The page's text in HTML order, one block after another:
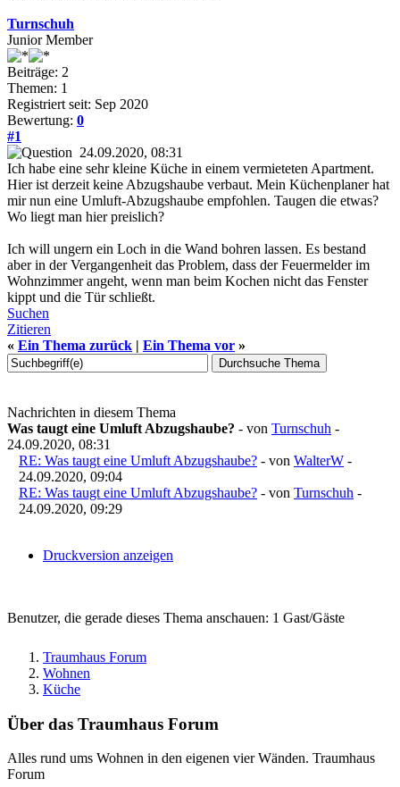
Turnschuh
Junior Member
Beiträge: 2
Themen: 1
Registriert seit: Sep 2020
Bewertung: 0
#1
24.09.2020, 08:31
Ich habe eine sehr kleine Küche in einem vermieteten Apartment.
Hier ist derzeit keine Abzugshaube verbaut. Mein Küchenplaner hat
mir nun eine Umluft-Abzugshaube empfohlen. Taugen die etwas?
Wo liegt man hier preislich?
Ich will ungern ein Loch in die Wand bohren lassen. Es bestand
aber in der Vergangenheit das Problem, dass der Feuermelder im
Wohnzimmer angeht, wenn man beim Kochen nicht das Fenster
kippt und die Tür schließt.
Suchen
Zitieren
« Ein Thema zurück | Ein Thema vor »
Nachrichten in diesem Thema
Was taugt eine Umluft Abzugshaube? - von Turnschuh -
24.09.2020, 08:31
RE: Was taugt eine Umluft Abzugshaube? - von WalterW -
24.09.2020, 09:04
RE: Was taugt eine Umluft Abzugshaube? - von Turnschuh -
24.09.2020, 09:29
Druckversion anzeigen
Benutzer, die gerade dieses Thema anschauen: 1 Gast/Gäste
Traumhaus Forum
Wohnen
Küche
Über das Traumhaus Forum
Alles rund ums Wohnen in den eigenen vier Wänden. Traumhaus
Forum